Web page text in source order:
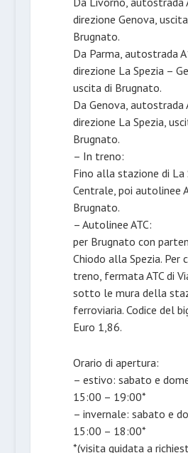
direzione Genova,
Brugnato.
Da Parma, autostrada
direzione La Spezia –
uscita di Brugnato.
Da Genova, autostrada
direzione La Spezia,
Brugnato.
– In treno:
Fino alla stazione di La
Centrale, poi autolinee
Brugnato.
– Autolinee ATC:
per Brugnato con
Chiodo alla Spezia. Per
treno, fermata ATC di
sotto le mura della
ferroviaria. Codice del
Euro 1,86.
Orario di apertura:
– estivo: sabato e
15:00 – 19:00*
– invernale: sabato e
15:00 – 18:00*
*(visita guidata a